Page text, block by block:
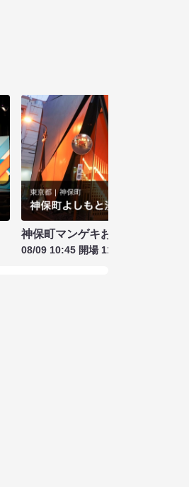
神保町マンゲキお笑いライブ お
08/09 10:45 開場 11:00 開演